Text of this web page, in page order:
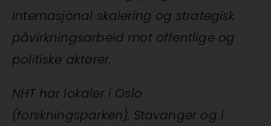
internasjonal skalering og strategisk
påvirkningsarbeid mot offentlige og
politiske aktører.
NHT har lokaler i Oslo
(forskningsparken), Stavanger og i